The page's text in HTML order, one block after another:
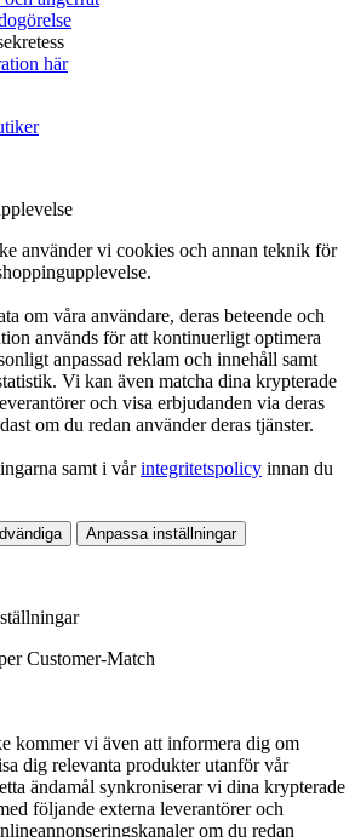
här
använder vi cookies och annan teknik för
om våra användare, deras beteende och
används för att kontinuerligt optimera
anpassad reklam och innehåll samt
Vi kan även matcha dina krypterade
och visa erbjudanden via deras
om du redan använder deras tjänster.
samt i vårintegritetspolicy innan du
Anpassa inställningar
Customer-Match
kommer vi även att informera dig om
dig relevanta produkter utanför vår
ändamål synkroniserar vi dina krypterade
följande externa leverantörer och
om du redan